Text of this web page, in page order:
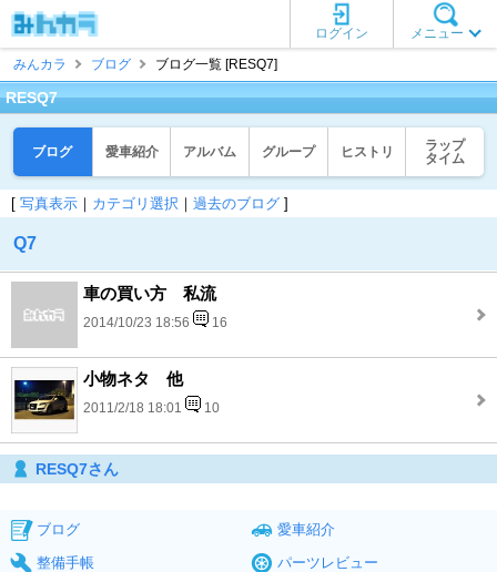
メニュー
ログイン
みんカラ
ブログ ブログ一覧 [RESQ7]
RESQ7
ブログ 愛車紹介 アルバム グループ ヒストリ
ラップ
タイム
[ 写真表示 ｜ カテゴリ選択 ｜ 過去のブログ ]
Q7
車の買い方 私流
2014/10/23 18:56 16
小物ネタ 他
2011/2/18 18:01 10
RESQ7さん
ブログ
愛車紹介
整備手帳
パーツレビュー